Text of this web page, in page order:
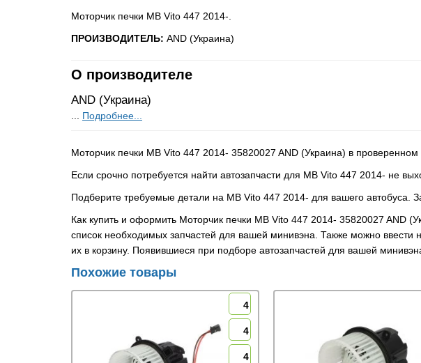
Моторчик печки MB Vito 447 2014-.
ПРОИЗВОДИТЕЛЬ: AND (Украина)
О производителе
AND (Украина)
Подробнее...
Моторчик печки MB Vito 447 2014- 35820027 AND (Украина) в проверенном
Если срочно потребуется найти автозапчасти для MB Vito 447 2014- не
Подберите требуемые детали на MB Vito 447 2014- для вашего автобуса.
Как купить и оформить Моторчик печки MB Vito 447 2014- 35820027 AND
список необходимых запчастей для вашей минивэна. Также можно
их в корзину. Появившиеся при подборе автозапчастей для вашей
Похожие товары
4
4
4